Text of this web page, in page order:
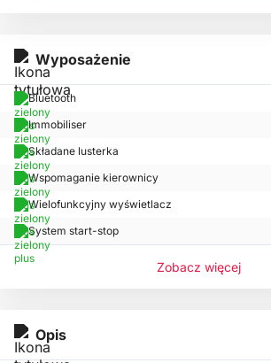
Wyposażenie
Bluetooth
Immobiliser
Składane lusterka
Wspomaganie kierownicy
Wielofunkcyjny wyświetlacz
System start-stop
Zobacz więcej
Opis